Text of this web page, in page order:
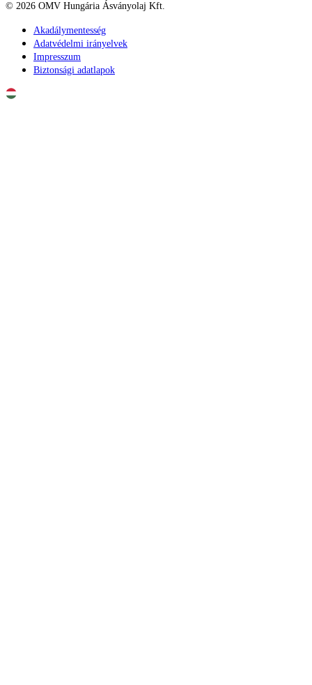
© 2026 OMV Hungária Ásványolaj Kft.
Akadálymentesség
Adatvédelmi irányelvek
Impresszum
Biztonsági adatlapok